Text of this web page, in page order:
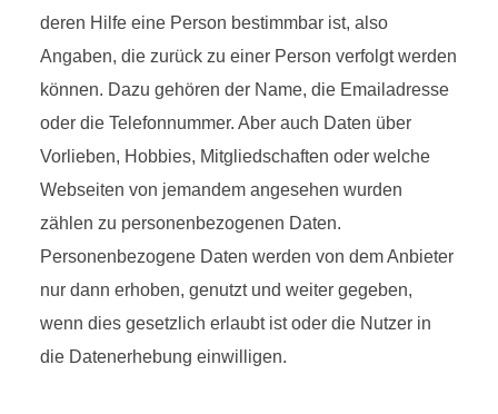
deren Hilfe eine Person bestimmbar ist, also
Angaben, die zurück zu einer Person verfolgt werden
können. Dazu gehören der Name, die Emailadresse
oder die Telefonnummer. Aber auch Daten über
Vorlieben, Hobbies, Mitgliedschaften oder welche
Webseiten von jemandem angesehen wurden
zählen zu personenbezogenen Daten.
Personenbezogene Daten werden von dem Anbieter
nur dann erhoben, genutzt und weiter gegeben,
wenn dies gesetzlich erlaubt ist oder die Nutzer in
die Datenerhebung einwilligen.